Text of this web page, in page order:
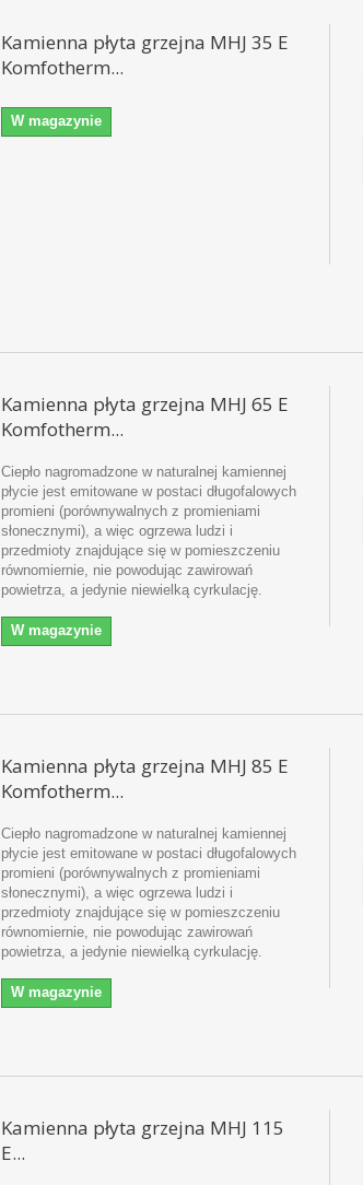
Kamienna płyta grzejna MHJ 35 E
Komfotherm...
W magazynie
Kamienna płyta grzejna MHJ 65 E
Komfotherm...
Ciepło nagromadzone w naturalnej kamiennej
płycie jest emitowane w postaci długofalowych
promieni (porównywalnych z promieniami
słonecznymi), a więc ogrzewa ludzi i
przedmioty znajdujące się w pomieszczeniu
równomiernie, nie powodując zawirowań
powietrza, a jedynie niewielką cyrkulację.
W magazynie
Kamienna płyta grzejna MHJ 85 E
Komfotherm...
Ciepło nagromadzone w naturalnej kamiennej
płycie jest emitowane w postaci długofalowych
promieni (porównywalnych z promieniami
słonecznymi), a więc ogrzewa ludzi i
przedmioty znajdujące się w pomieszczeniu
równomiernie, nie powodując zawirowań
powietrza, a jedynie niewielką cyrkulację.
W magazynie
Kamienna płyta grzejna MHJ 115
E...